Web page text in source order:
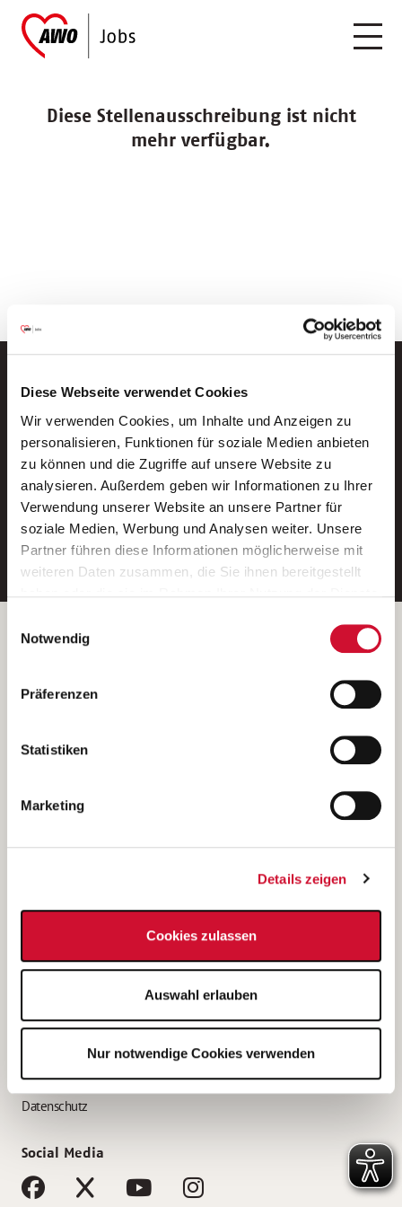
Diese Webseite verwendet Cookies
Wir verwenden Cookies, um Inhalte und Anzeigen zu
personalisieren, Funktionen für soziale Medien anbieten
zu können und die Zugriffe auf unsere Website zu
analysieren. Außerdem geben wir Informationen zu Ihrer
Verwendung unserer Website an unsere Partner für
soziale Medien, Werbung und Analysen weiter. Unsere
Partner führen diese Informationen möglicherweise mit
weiteren Daten zusammen, die Sie ihnen bereitgestellt
Wenn Sie auf „Cookies zulassen“ klicken, so stimmen
Sie der Speicherung sämtlicher Cookies zu. Sie können
Ihre Einwilligung selbstverständlich jederzeit widerrufen,
indem Sie die Cookie-Einstellungen aufrufen und diese
unsererDatenschutzerklärung
Notwendig
Präferenzen
Statistiken
Marketing
Details zeigen
Cookies zulassen
Auswahl erlauben
Nur notwendige Cookies verwenden
Diese Stellenausschreibung ist nicht
mehr verfügbar.
Neue Stellen per E-Mail.
Ein kostenloser Service von AWO
Jobs.
E-Mail-Adresse eintragen
Betreiber der Webseite
Kantstraße 45a
(Ein Tochterunternehmen des AWO Bezirksverbandes Unterfranken
e.V.)
Bewerbung als Altenpflegehelfer*in
Bewerbung als Erzieher*in
AWO Gliederungen nach Bundesland
Impressum
Datenschutz
Social Media